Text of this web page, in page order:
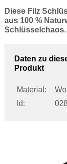
Diese Filz
aus 100 %
Daten zu
Produkt
Material:
Id: